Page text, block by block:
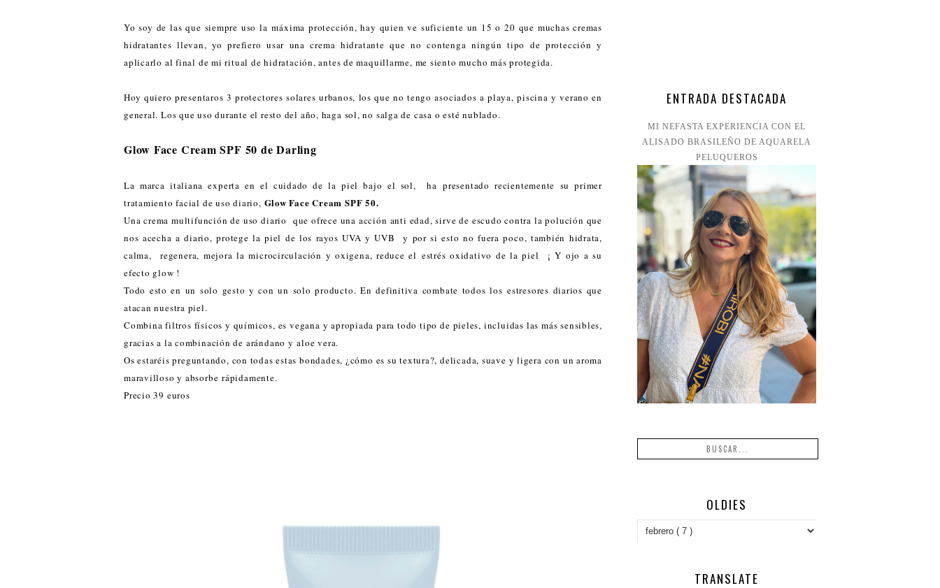
Yo soy de las que siempre uso la máxima protección, hay quien ve suficiente un 15 o 20 que muchas cremas
hidratantes llevan, yo prefiero usar una crema hidratante que no contenga ningún tipo de protección y
aplicarlo al final de mi ritual de hidratación, antes de maquillarme, me siento mucho más protegida.
Hoy quiero presentaros 3 protectores solares urbanos, los que no tengo asociados a playa, piscina y verano en
general. Los que uso durante el resto del año, haga sol, no salga de casa o esté nublado.
Glow Face Cream SPF 50 de Darling
La marca italiana experta en el cuidado de la piel bajo el sol, ha presentado recientemente su primer
tratamiento facial de uso diario, Glow Face Cream SPF 50.
Una crema multifunción de uso diario que ofrece una acción anti edad, sirve de escudo contra la polución que
nos acecha a diario, protege la piel de los rayos UVA y UVB y por si esto no fuera poco, también hidrata,
calma, regenera, mejora la microcirculación y oxigena, reduce el estrés oxidativo de la piel ¡ Y ojo a su
efecto glow !
Todo esto en un solo gesto y con un solo producto. En definitiva combate todos los estresores diarios que
atacan nuestra piel.
Combina filtros físicos y químicos, es vegana y apropiada para todo tipo de pieles, incluidas las más sensibles,
gracias a la combinación de arándano y aloe vera.
Os estaréis preguntando, con todas estas bondades, ¿cómo es su textura?, delicada, suave y ligera con un aroma
maravilloso y absorbe rápidamente.
Precio 39 euros
ENTRADA DESTACADA
MI NEFASTA EXPERIENCIA CON EL
ALISADO BRASILEÑO DE AQUARELA
PELUQUEROS
OLDIES
TRANSLATE